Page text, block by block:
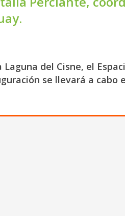
del Cisne, el
se llevará a cabo